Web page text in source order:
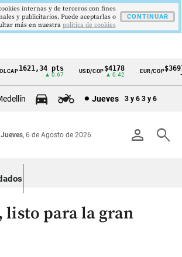
1621,34 pts
▲ 0.67
USD/COP$4178
▲ 0.42
EUR/COP$3697
Jueves 3 y 6 3 y 6
person search
Jueves, 6 de Agosto de 2026
listo para la gran
internas y de terceros con fines
y publicitarios. Puede aceptarlas o
más en nuestra politica de cookies
CONTINUAR